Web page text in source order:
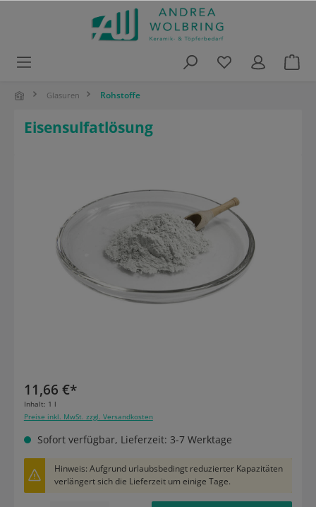
Glasuren Rohstoffe
Eisensulfatlösung
11,66 €*
Inhalt: 1 l
Preise inkl. MwSt. zzgl. Versandkosten
Sofort verfügbar, Lieferzeit: 3-7 Werktage
Hinweis: Aufgrund urlaubsbedingt reduzierter Kapazitäten
verlängert sich die Lieferzeit um einige Tage.